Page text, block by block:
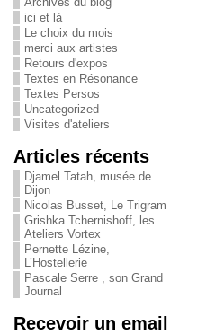
ici et là
Le choix du mois
merci aux artistes
Retours d'expos
Textes en Résonance
Textes Persos
Uncategorized
Visites d'ateliers
Articles récents
Djamel Tatah, musée de
Dijon
Nicolas Busset, Le Trigram
Grishka Tchernishoff, les
Ateliers Vortex
Pernette Lézine,
L’Hostellerie
Pascale Serre , son Grand
Journal
Recevoir un email